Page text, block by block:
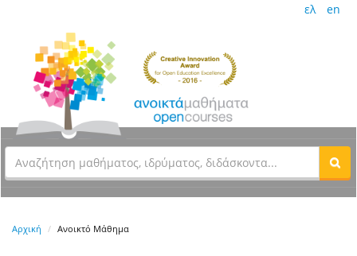
ελ en
Αρχική Ανοικτό Μάθημα